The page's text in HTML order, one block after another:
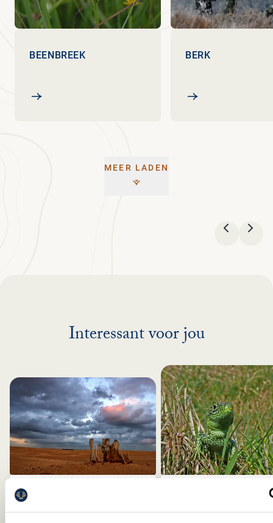
BEENBREEK
Beenbreek
BERK
Berk
MEER LADEN
Interessant voor jou
WORKSHOP
NATUURFOTOGRAFIE MET
ZANDHAGEDIS